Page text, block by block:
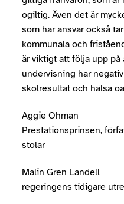
ogiltig. Även det är
som har ansvar också
kommunala och
är viktigt att följa upp på
undervisning har
skolresultat och hälsa
Aggie Öhman
Prestationsprinsen,
stolar
Malin Gren Landell
regeringens tidigare